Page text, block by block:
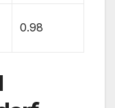
0.98